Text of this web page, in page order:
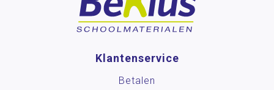
Klantenservice
Betalen